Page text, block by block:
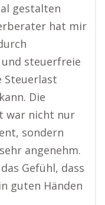
gestalten
hat mir
steuerfreie
Steuerlast
Die
war nicht nur
sondern
angenehm.
Gefühl, dass
guten Händen